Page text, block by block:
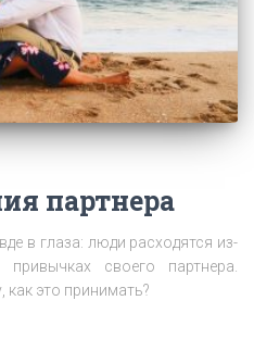
партнера
в глаза: люди расходятся из-
своего партнера.
это принимать?